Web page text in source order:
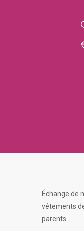
Échange de
vêtements
parents.